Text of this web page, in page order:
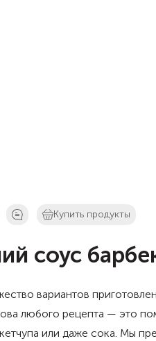
Купить продукты
соус
вариантов
любого рецепта — это
или даже сока. Мы